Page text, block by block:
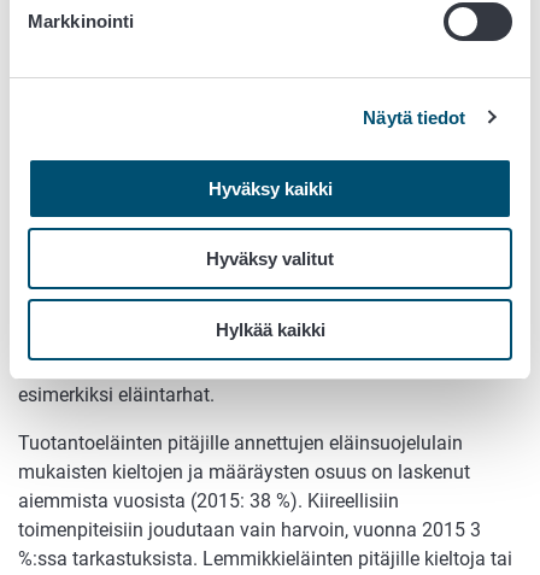
Markkinointi
Näytä tiedot
Hyväksy kaikki
Hyväksy valitut
Hylkää kaikki
koirat, toiseksi suurin tarkastettu eläinryhmä olivat kissat.
tarkastettiin. Tuotantoeläinlajien osalta tarkastuksen
kohteina olivat useimmiten naudat, hevoseläimet ja
Eläinlajeittain raportoitujen tulosten osalta tulee kuitenkin
huomioida, että tarkastus raportoituu useampaan kertaan,
jos tarkastuskohteena on useita eläinlajeja. Edellä
mainittujen lisäksi reilussa sadassa tapauksessa
pitopaikan eläinlajia ei ollut raportoitu. Tähän ryhmään
kuuluvat myös harvinaisemmat tarkastuskohteet, kuten
esimerkiksi eläintarhat.
Tuotantoeläinten pitäjille annettujen eläinsuojelulain
mukaisten kieltojen ja määräysten osuus on laskenut
aiemmista vuosista (2015: 38 %). Kiireellisiin
toimenpiteisiin joudutaan vain harvoin, vuonna 2015 3
%:ssa tarkastuksista. Lemmikkieläinten pitäjille kieltoja tai